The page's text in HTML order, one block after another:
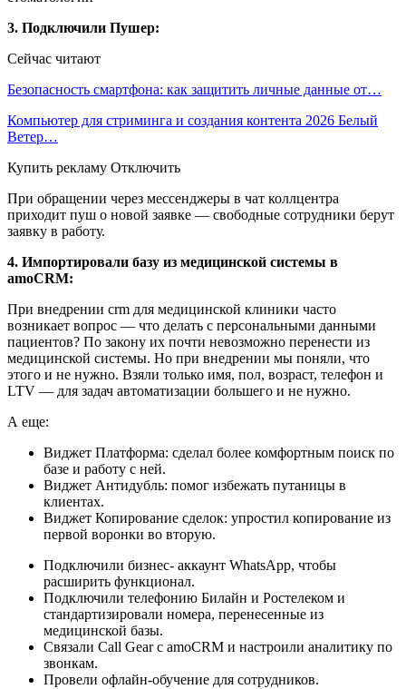
3. Подключили Пушер:
Сейчас читают
Безопасность смартфона: как защитить личные данные от…
Компьютер для стриминга и создания контента 2026 Белый
Ветер…
Купить рекламу Отключить
При обращении через мессенджеры в чат коллцентра
приходит пуш о новой заявке — свободные сотрудники берут
заявку в работу.
4. Импортировали базу из медицинской системы в
amoCRM:
При внедрении crm для медицинской клиники часто
возникает вопрос — что делать с персональными данными
пациентов? По закону их почти невозможно перенести из
медицинской системы. Но при внедрении мы поняли, что
этого и не нужно. Взяли только имя, пол, возраст, телефон и
LTV — для задач автоматизации большего и не нужно.
А еще:
Виджет Платформа: сделал более комфортным поиск по
базе и работу с ней.
Виджет Антидубль: помог избежать путаницы в
клиентах.
Виджет Копирование сделок: упростил копирование из
первой воронки во вторую.
Подключили бизнес- аккаунт WhatsApp, чтобы
расширить функционал.
Подключили телефонию Билайн и Ростелеком и
стандартизировали номера, перенесенные из
медицинской базы.
Связали Call Gear с amoCRM и настроили аналитику по
звонкам.
Провели офлайн-обучение для сотрудников.